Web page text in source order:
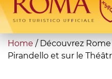
You
are
Home / Découvrez Rome
Pirandello et sur le